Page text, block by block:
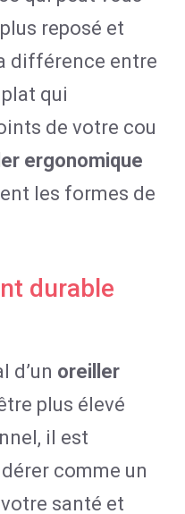
reposé et
différence entre
plat qui
de votre cou
ergonomique
les formes de
durable
d’un oreiller
plus élevé
il est
comme un
santé et